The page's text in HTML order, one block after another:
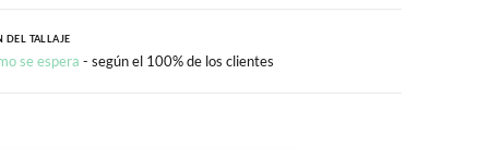
DEL TALLAJE
se espera - según el 100% de los clientes